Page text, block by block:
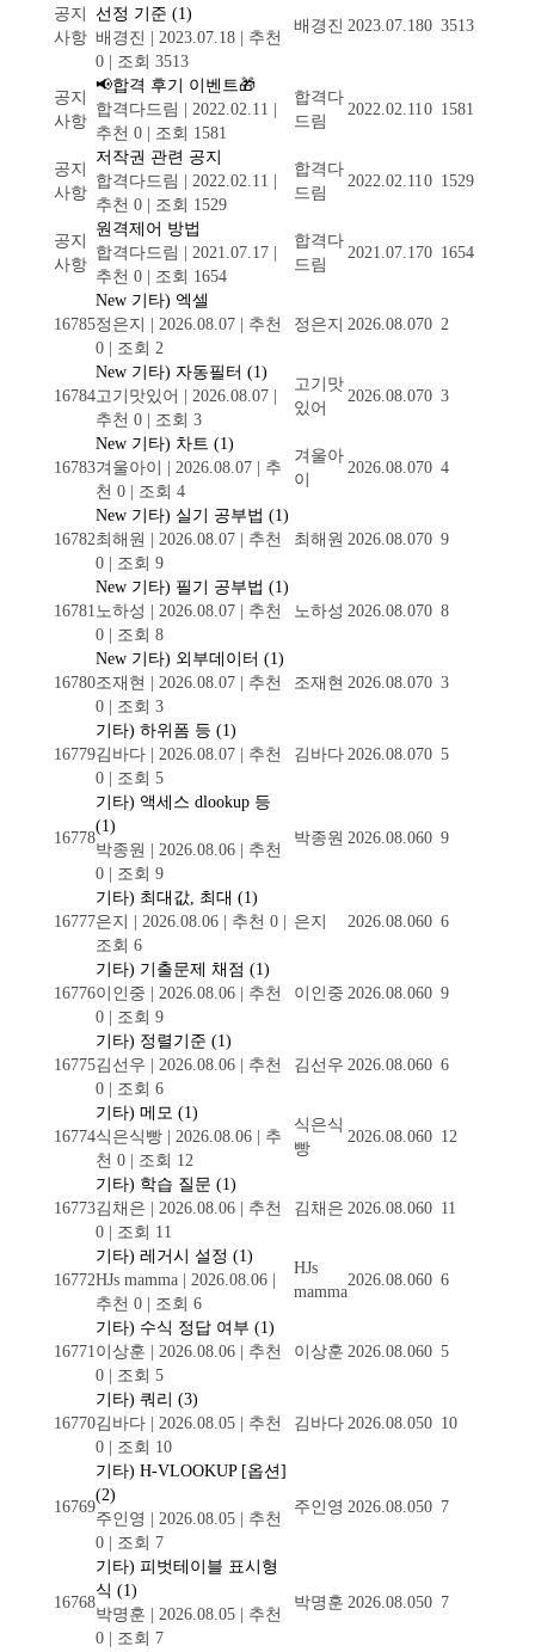
공지
사항
선정 기준 (1)
배경진
2023.07.18
추천
0
조회 3513
배경진 2023.07.180 3513
공지
사항
📢합격 후기 이벤트🎁
합격다드림
2022.02.11
추천 0
조회 1581
합격다
드림
2022.02.110 1581
공지
사항
저작권 관련 공지
합격다드림
2022.02.11
추천 0
조회 1529
합격다
드림
2022.02.110 1529
공지
사항
원격제어 방법
합격다드림
2021.07.17
추천 0
조회 1654
합격다
드림
2021.07.170 1654
16785
New 기타) 엑셀
정은지
2026.08.07
추천
0
조회 2
정은지 2026.08.070 2
16784
New 기타) 자동필터 (1)
고기맛있어
2026.08.07
추천 0
조회 3
고기맛
있어
2026.08.070 3
16783
New 기타) 차트 (1)
겨울아이
2026.08.07
추
천 0
조회 4
겨울아
이
2026.08.070 4
16782
New 기타) 실기 공부법 (1)
최해원
2026.08.07
추천
0
조회 9
최해원 2026.08.070 9
16781
New 기타) 필기 공부법 (1)
노하성
2026.08.07
추천
0
조회 8
노하성 2026.08.070 8
16780
New 기타) 외부데이터 (1)
조재현
2026.08.07
추천
0
조회 3
조재현 2026.08.070 3
16779
기타) 하위폼 등 (1)
김바다
2026.08.07
추천
0
조회 5
김바다 2026.08.070 5
16778
기타) 액세스 dlookup 등
(1)
박종원
2026.08.06
추천
0
조회 9
박종원 2026.08.060 9
16777
기타) 최대값, 최대 (1)
은지
2026.08.06 추천 0
조회 6
은지 2026.08.060 6
16776
기타) 기출문제 채점 (1)
이인중
2026.08.06
추천
0
조회 9
이인중 2026.08.060 9
16775
기타) 정렬기준 (1)
김선우
2026.08.06
추천
0
조회 6
김선우 2026.08.060 6
16774
기타) 메모 (1)
식은식빵
2026.08.06
추
천 0
조회 12
식은식
빵
2026.08.060 12
16773
기타) 학습 질문 (1)
김채은
2026.08.06
추천
0
조회 11
김채은 2026.08.060 11
16772
기타) 레거시 설정 (1)
HJs mamma
2026.08.06
추천 0
조회 6
HJs
mamma
2026.08.060 6
16771
기타) 수식 정답 여부 (1)
이상훈
2026.08.06
추천
0
조회 5
이상훈 2026.08.060 5
16770
기타) 쿼리 (3)
김바다
2026.08.05
추천
0
조회 10
김바다 2026.08.050 10
16769
기타) H-VLOOKUP [옵션]
(2)
주인영
2026.08.05
추천
0
조회 7
주인영 2026.08.050 7
16768
기타) 피벗테이블 표시형
식 (1)
박명훈
2026.08.05
추천
0
조회 7
박명훈 2026.08.050 7